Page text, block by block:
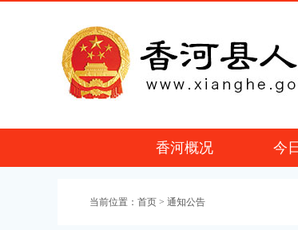
香河概况 今
当前位置： 首页 > 通知公告